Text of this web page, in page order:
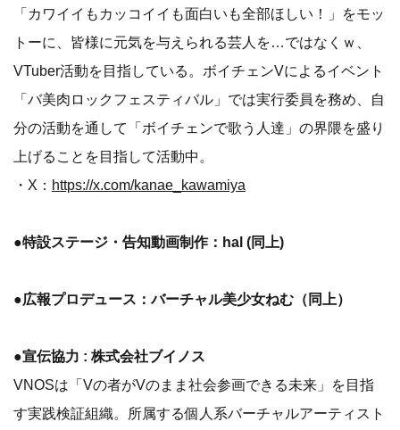
「カワイイもカッコイイも面白いも全部ほしい！」をモッ
トーに、皆様に元気を与えられる芸人を…ではなくｗ、
VTuber活動を目指している。ボイチェンVによるイベント
「バ美肉ロックフェスティバル」では実行委員を務め、自
分の活動を通して「ボイチェンで歌う人達」の界隈を盛り
上げることを目指して活動中。
・X： https://x.com/kanae_kawamiya
●特設ステージ・告知動画制作：hal (同上)
●広報プロデュース：バーチャル美少女ねむ（同上）
●宣伝協力 : 株式会社ブイノス
VNOSは「Vの者がVのまま社会参画できる未来」を目指
す実践検証組織。所属する個人系バーチャルアーティスト